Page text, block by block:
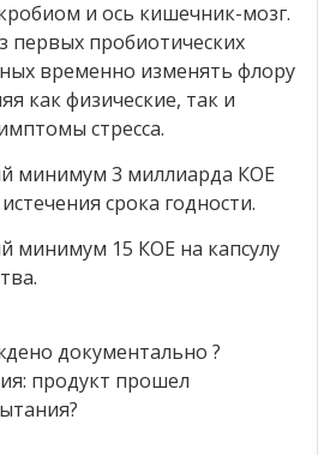
и ось кишечник-мозг.
первых пробиотических
временно изменять флору
как физические, так и
стресса.
минимум 3 миллиарда КОЕ
срока годности.
минимум 15 КОЕ на капсулу
документально ?
продукт прошел